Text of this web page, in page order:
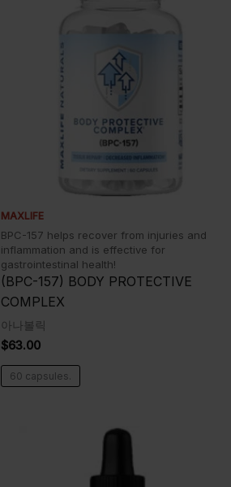
MAXLIFE
BPC-157 helps recover from injuries and
inflammation and is effective for
gastrointestinal health!
(BPC-157) BODY PROTECTIVE
COMPLEX
아나볼릭
$63.00
60 capsules.